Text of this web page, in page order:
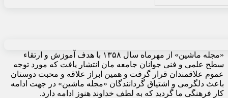
«مجله ماشین» از مهرماه سال ۱۳۵۸ با هدف آموزش و ارتقاء
سطح علمی و فنی جوانان جامعه مان انتشار یافت که مورد توجه
عموم علاقمندان قرار گرفت و همین ابراز علاقه و محبت دوستان
باعث دلگرمی و اشتیاق گردانندگان «مجله ماشین» در جهت ادامه
کار فرهنگی ما گردید که به لطف خداوند هنوز ادامه دارد.